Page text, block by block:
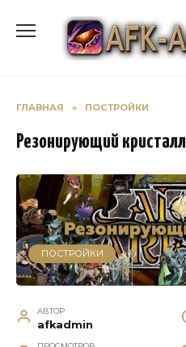
содержанию
ГЛАВНАЯ » ПОСТРОЙКИ
Резонирующий кристалл
ПОСТРОЙКИ
АВТОР
afkadmin